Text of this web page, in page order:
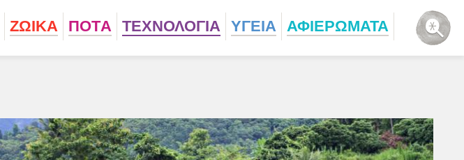
ΖΩΙΚA ΠΟΤA ΤΕΧΝΟΛΟΓΙΑ ΥΓΕΙΑ ΑΦΙΕΡΩΜΑΤΑ